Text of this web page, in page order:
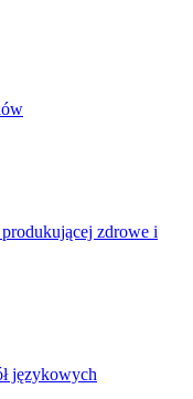
zdrowe i
językowych